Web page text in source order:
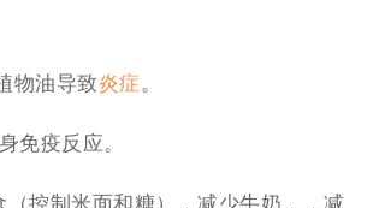
物油导致炎症 。
免疫反应。
（控制米面和糖），减少牛奶，，减